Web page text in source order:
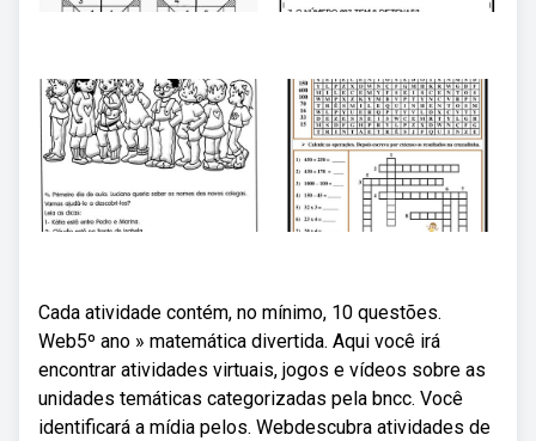
Cada atividade contém, no mínimo, 10 questões.
Web5º ano » matemática divertida. Aqui você irá
encontrar atividades virtuais, jogos e vídeos sobre as
unidades temáticas categorizadas pela bncc. Você
identificará a mídia pelos. Webdescubra atividades de